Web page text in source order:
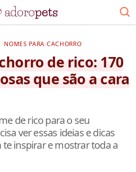
NOMES PARA CACHORRO
de rico: 170
que são a cara
de rico para o seu
ver essas ideias e dicas
inspirar e mostrar toda a